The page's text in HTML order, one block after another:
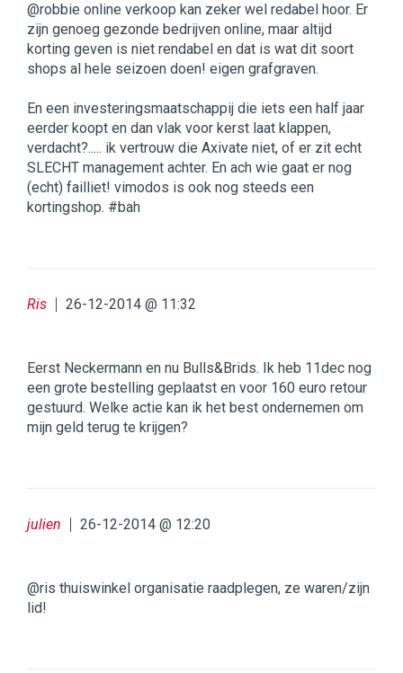
@robbie online verkoop kan zeker wel redabel hoor. Er
zijn genoeg gezonde bedrijven online, maar altijd
korting geven is niet rendabel en dat is wat dit soort
shops al hele seizoen doen! eigen grafgraven.
En een investeringsmaatschappij die iets een half jaar
eerder koopt en dan vlak voor kerst laat klappen,
verdacht?..... ik vertrouw die Axivate niet, of er zit echt
SLECHT management achter. En ach wie gaat er nog
(echt) failliet! vimodos is ook nog steeds een
kortingshop. #bah
Ris 26-12-2014 @ 11:32
Eerst Neckermann en nu Bulls&Brids. Ik heb 11dec nog
een grote bestelling geplaatst en voor 160 euro retour
gestuurd. Welke actie kan ik het best ondernemen om
mijn geld terug te krijgen?
julien 26-12-2014 @ 12:20
@ris thuiswinkel organisatie raadplegen, ze waren/zijn
lid!